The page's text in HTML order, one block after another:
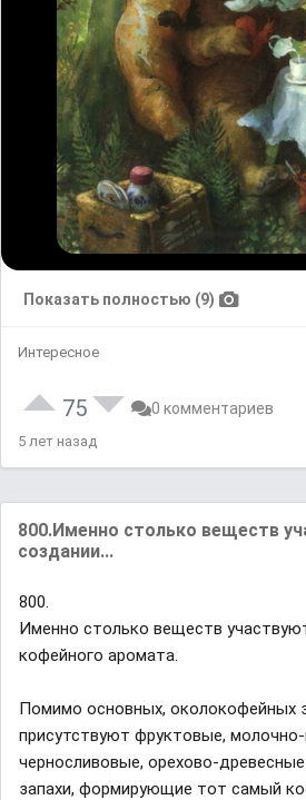
Показать полностью (9)
Интересное
75 0 комментариев
5 лет назад
800.Именно столько веществ
создании...
800.
Именно столько веществ
кофейного аромата.
Помимо основных, околокофейных
присутствуют фруктовые,
черносливовые, орехово-древесные
запахи, формирующие тот самый